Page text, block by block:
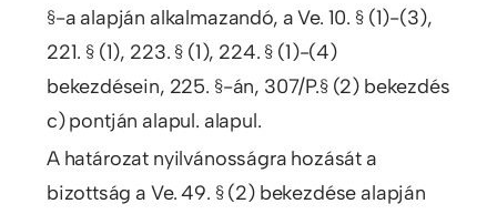
§-a alapján alkalmazandó, a Ve. 10. § (1)-(3),
221. § (1), 223. § (1), 224. § (1)-(4)
bekezdésein, 225. §-án, 307/P.§ (2) bekezdés
c) pontján alapul. alapul.
A határozat nyilvánosságra hozását a
bizottság a Ve. 49. § (2) bekezdése alapján